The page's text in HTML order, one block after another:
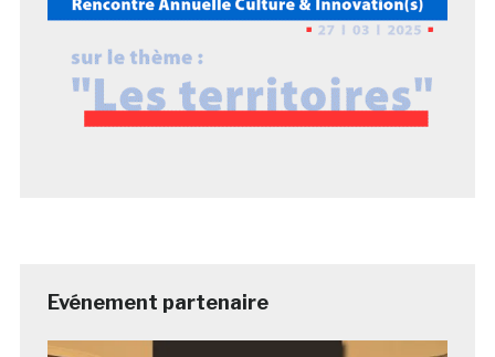
Evénement partenaire